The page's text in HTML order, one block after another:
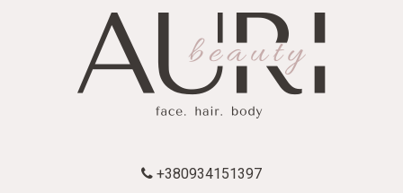
+380934151397